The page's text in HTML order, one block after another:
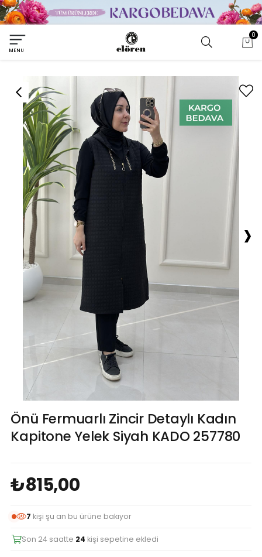
MENU
0
›
Önü Fermuarlı Zincir Detaylı Kadın
Kapitone Yelek Siyah KADO 257780
₺815,00
7 kişi şu an bu ürüne bakıyor
Son 24 saatte 24 kişi sepetine ekledi